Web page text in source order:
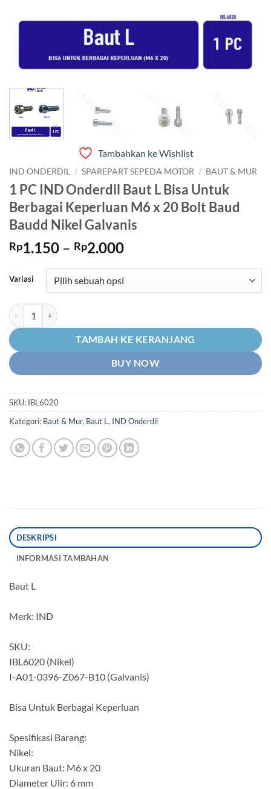
Tambahkan ke Wishlist
IND ONDERDIL / SPAREPART SEPEDA MOTOR / BAUT & MUR
1 PC IND Onderdil Baut L Bisa Untuk
Berbagai Keperluan M6 x 20 Bolt Baud
Baudd Nikel Galvanis
Rp1.150 – Rp2.000Rentang
hingga
Variasi
Kuantitas 1 PC IND Onderdil Baut L Bisa Untuk Berbagai Keperluan
TAMBAH KE KERANJANG
BUY NOW
SKU: IBL6020
Kategori: Baut & Mur, Baut L , IND Onderdil
DESKRIPSI
INFORMASI TAMBAHAN
Baut L
Merk: IND
SKU:
IBL6020 (Nikel)
I-A01-0396-Z067-B10 (Galvanis)
Bisa Untuk Berbagai Keperluan
Spesifikasi Barang:
Nikel:
Ukuran Baut: M6 x 20
Diameter Ulir: 6 mm